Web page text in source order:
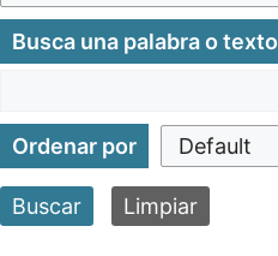
Busca una palabra o texto
Ordenar por
Buscar Limpiar